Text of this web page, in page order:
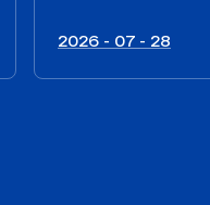
2026 - 07 - 28